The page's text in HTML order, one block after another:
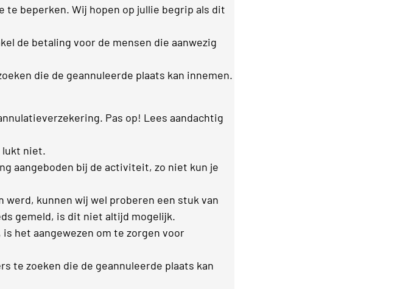
te beperken. Wij hopen op jullie begrip als dit
de betaling voor de mensen die aanwezig
die de geannuleerde plaats kan innemen.
Pas op! Lees aandachtig
lukt niet.
aangeboden bij de activiteit, zo niet kun je
kunnen wij wel proberen een stuk van
gemeld, is dit niet altijd mogelijk.
het aangewezen om te zorgen voor
te zoeken die de geannuleerde plaats kan